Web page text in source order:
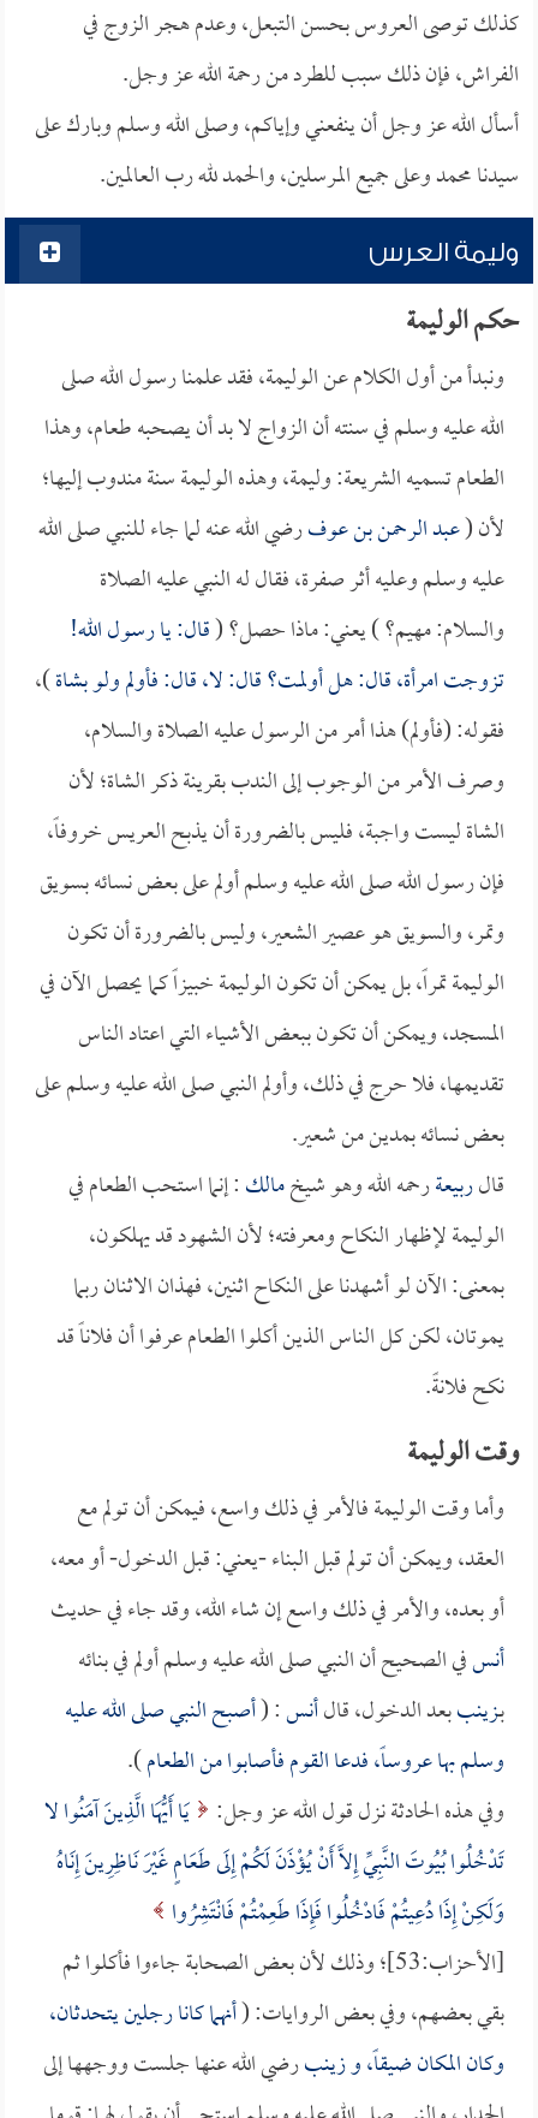
كذلك توصى العروس بحسن التبعل، وعدم هجر الزوج في
الفراش، فإن ذلك سبب للطرد من رحمة الله عز وجل.
أسأل الله عز وجل أن ينفعني وإياكم، وصلى الله وسلم وبارك على
سيدنا محمد وعلى جميع المرسلين، والحمد لله رب العالمين.
وليمة العرس
حكم الوليمة
ونبدأ من أول الكلام عن الوليمة، فقد علمنا رسول الله صلى
الله عليه وسلم في سنته أن الزواج لا بد أن يصحبه طعام، وهذا
الطعام تسميه الشريعة: وليمة، وهذه الوليمة سنة مندوب إليها؛
لأن (عبد الرحمن بن عوفرضي الله عنه لما جاء للنبي صلى الله
عليه وسلم وعليه أثر صفرة، فقال له النبي عليه الصلاة
والسلام: مهيم؟ ) يعني: ماذا حصل؟ (قال: يا رسول الله!
تزوجت امرأة، قال: هل أولمت؟ قال: لا، قال: فأولم ولو بشاة)،
فقوله: (فأولم) هذا أمر من الرسول عليه الصلاة والسلام،
وصرف الأمر من الوجوب إلى الندب بقرينة ذكر الشاة؛ لأن
الشاة ليست واجبة، فليس بالضرورة أن يذبح العريس خروفاً،
فإن رسول الله صلى الله عليه وسلم أولم على بعض نسائه بسويق
وتمر، والسويق هو عصير الشعير، وليس بالضرورة أن تكون
الوليمة تمراً، بل يمكن أن تكون الوليمة خبيزاً كما يحصل الآن في
المسجد، ويمكن أن تكون ببعض الأشياء التي اعتاد الناس
تقديمها، فلا حرج في ذلك، وأولم النبي صلى الله عليه وسلم على
بعض نسائه بمدين من شعير.
قالربيعةرحمه الله وهو شيخمالك: إنما استحب الطعام في
الوليمة لإظهار النكاح ومعرفته؛ لأن الشهود قد يهلكون،
بمعنى: الآن لو أشهدنا على النكاح اثنين، فهذان الاثنان ربما
يموتان، لكن كل الناس الذين أكلوا الطعام عرفوا أن فلاناً قد
نكح فلانةً.
وقت الوليمة
وأما وقت الوليمة فالأمر في ذلك واسع، فيمكن أن تولم مع
العقد، ويمكن أن تولم قبل البناء -يعني: قبل الدخول- أو معه،
أو بعده، والأمر في ذلك واسع إن شاء الله، وقد جاء في حديث
أنسفي الصحيح أن النبي صلى الله عليه وسلم أولم في بنائه
بـزينببعد الدخول، قالأنس: (أصبح النبي صلى الله عليه
وسلم بها عروساً، فدعا القوم فأصابوا من الطعام).
وفي هذه الحادثة نزل قول الله عز وجل: يَا أَيُّهَا الَّذِينَ آمَنُوا لا
تَدْخُلُوا بُيُوتَ النَّبِيِّ إِلاَّ أَنْ يُؤْذَنَ لَكُمْ إِلَى طَعَامٍ غَيْرَ نَاظِرِينَ إِنَاهُ
وَلَكِنْ إِذَا دُعِيتُمْ فَادْخُلُوا فَإِذَا طَعِمْتُمْ فَانْتَشِرُوا
[الأحزاب:53]؛ وذلك لأن بعض الصحابة جاءوا فأكلوا ثم
بقي بعضهم، وفي بعض الروايات: (أنهما كانا رجلين يتحدثان،
وكان المكان ضيقاً، وزينبرضي الله عنها جلست ووجهها إلى